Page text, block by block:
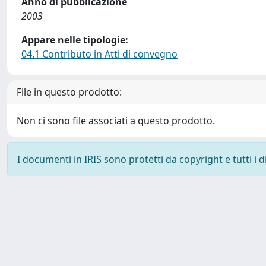
2003
Appare nelle tipologie:
04.1 Contributo in Atti di convegno
File in questo prodotto:
Non ci sono file associati a questo prodotto.
I documenti in IRIS sono protetti da copyright e tutti i